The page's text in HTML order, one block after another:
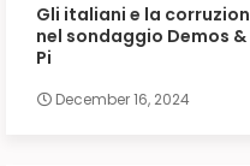
Gli italiani e la
nel sondaggio Demos &
Pi
December 16, 2024